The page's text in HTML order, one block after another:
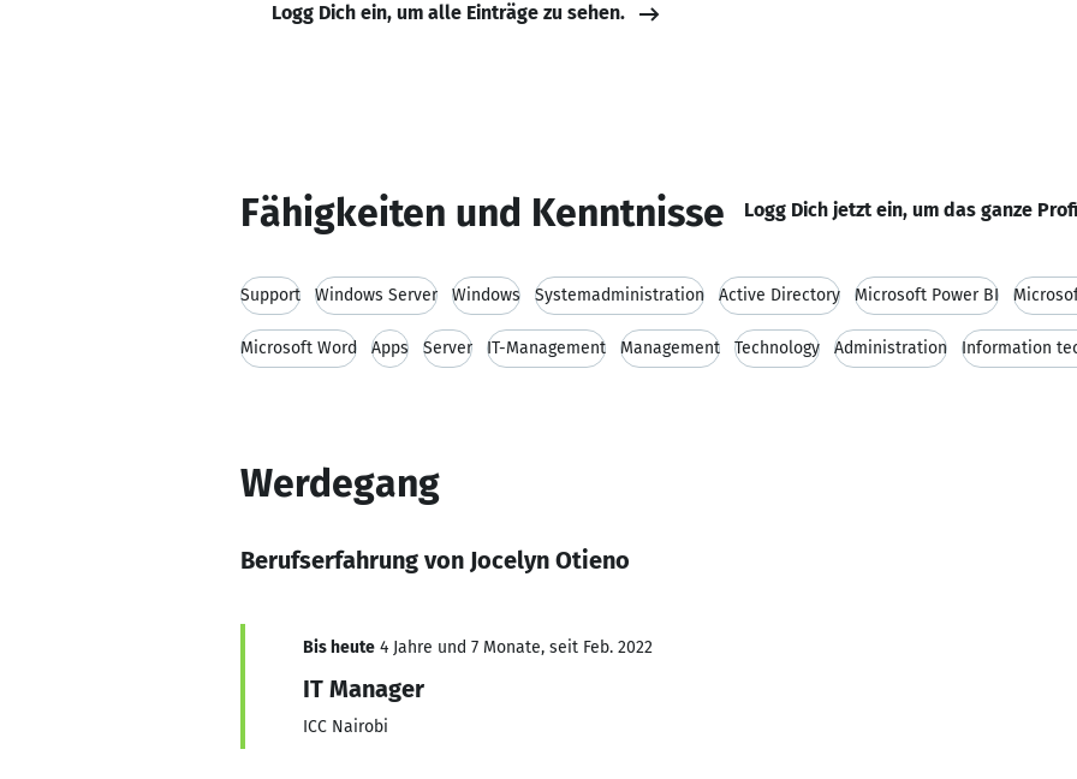
Logg Dich ein, um alle Einträge zu sehen.
Fähigkeiten und Kenntnisse Logg Dich jetzt ein, um das ganze
Support Windows Server Windows Systemadministration Active Directory Microsoft Power BI
Microsoft Word Apps Server IT-Management Management Technology Administration Information
Werdegang
Berufserfahrung von Jocelyn Otieno
Bis heute 4 Jahre und 7 Monate, seit Feb. 2022
IT Manager
ICC Nairobi